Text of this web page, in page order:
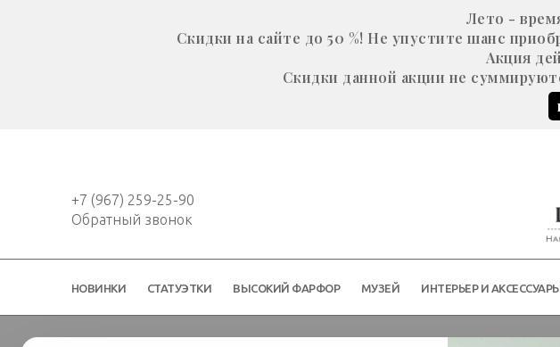
Лето -
Скидки на сайте до 50 %! Не упустите шанс
Акция
Скидки данной акции не
+7 (967) 259-25-90
Обратный звонок
НОВИНКИ СТАТУЭТКИ ВЫСОКИЙ ФАРФОР МУЗЕЙ ИНТЕРЬЕР И